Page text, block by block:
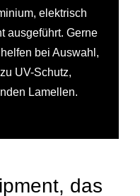
elektrisch
ausgeführt. Gerne
bei Auswahl,
UV-Schutz,
Lamellen.
das